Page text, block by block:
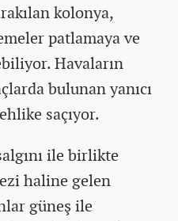
kolonya,
patlamaya ve
Havaların
bulunan yanıcı
saçıyor.
ile birlikte
haline gelen
güneş ile